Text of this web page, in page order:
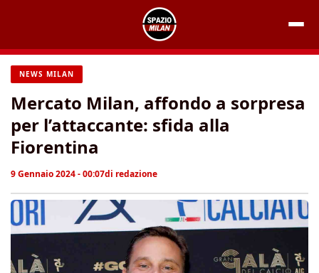
contenuto
NEWS MILAN
Mercato Milan, affondo a sorpresa
per l’attaccante: sfida alla
Fiorentina
9 Gennaio 2024 - 00:07di redazione